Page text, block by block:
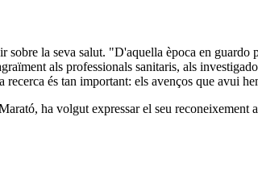
sobre la seva salut. "D'aquella època en
als professionals sanitaris, als
és tan important: els avenços que avui
ha volgut expressar el seu